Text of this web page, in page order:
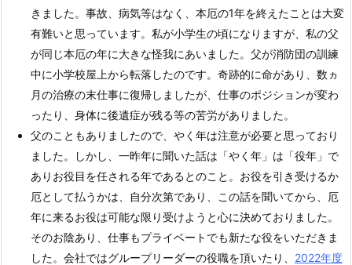
きました。事故、病気等はなく、本厄の1年を終えたことは大変
有難いと思っています。私が小学生の頃になりますが、私の父
が同じ本厄の年に大きな怪我にあいました。父が消防団の訓練
中に小学校屋上から転落したのです。奇跡的に命があり、数ヵ
月の治療の末仕事に復帰しましたが、仕事のポジションが変わ
ったり、身体に後遺症が残る等の苦労がありました。
父のこともありましたので、やく年は注意が必要と思っており
ました。しかし、一昨年に聞いた話は「やく年」は「役年」で
ありお役目を任される年であるとのこと。お役を引き受けるか
厄として払うかは、自分次第であり、この話を聞いてから、厄
年に来るお役は可能な限り受けようと心に決めておりました。
そのお陰あり、仕事もプライベートでも新たな役をいただきま
した。会社ではグループリーダーの役職を頂いたり、 2022年度